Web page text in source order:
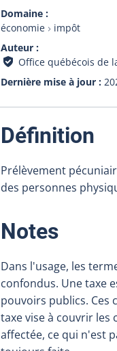
Domaine
économie
impôt
Auteur
Office québécois de
Dernière mise à jour
Définition
Prélèvement
des personnes
Notes:
Dans l'usage, les
confondus. Une taxe
pouvoirs publics. Ces
taxe vise à couvrir les
affectée, ce qui n'est